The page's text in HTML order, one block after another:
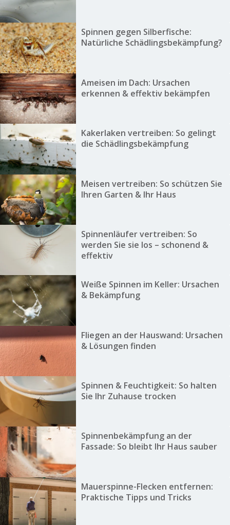
Spinnen gegen Silberfische:
Natürliche Schädlingsbekämpfung?
Ameisen im Dach: Ursachen
erkennen & effektiv bekämpfen
Kakerlaken vertreiben: So gelingt
die Schädlingsbekämpfung
Meisen vertreiben: So schützen Sie
Ihren Garten & Ihr Haus
Spinnenläufer vertreiben: So
werden Sie sie los – schonend &
effektiv
Weiße Spinnen im Keller: Ursachen
& Bekämpfung
Fliegen an der Hauswand: Ursachen
& Lösungen finden
Spinnen & Feuchtigkeit: So halten
Sie Ihr Zuhause trocken
Spinnenbekämpfung an der
Fassade: So bleibt Ihr Haus sauber
Mauerspinne-Flecken entfernen:
Praktische Tipps und Tricks